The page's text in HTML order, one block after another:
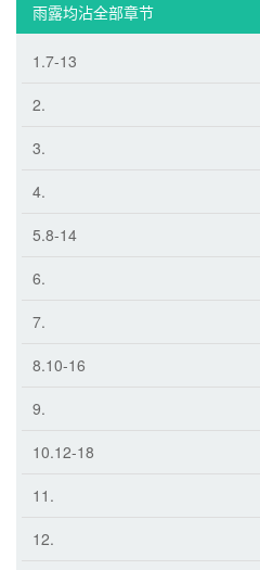
雨露均沾全部章节
1.7-13
2.
3.
4.
5.8-14
6.
7.
8.10-16
9.
10.12-18
11.
12.